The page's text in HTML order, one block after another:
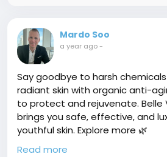
Mardo Soo
a year ago-
Say goodbye to harsh
radiant skin with organic anti-
to protect and rejuvenate. Belle
brings you safe, effective, and
youthful skin. Explore more 🌿
https://
Read more